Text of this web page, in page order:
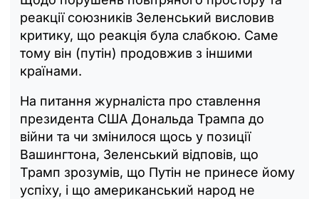
реакції союзників Зеленський висловив
критику, що реакція була слабкою. Саме
тому він (путін) продовжив з іншими
країнами.
На питання журналіста про ставлення
президента США Дональда Трампа до
війни та чи змінилося щось у позиції
Вашингтона, Зеленський відповів, що
Трамп зрозумів, що Путін не принесе йому
успіху, і що американський народ не